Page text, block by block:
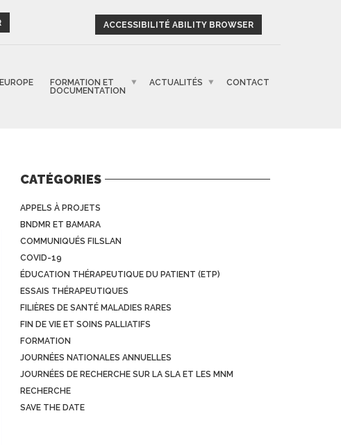
ACCESSIBILITÉ ABILITY BROWSER
EUROPE
FORMATION ET
DOCUMENTATION
ACTUALITÉS CONTACT
CATÉGORIES
APPELS À PROJETS
BNDMR ET BAMARA
COMMUNIQUÉS FILSLAN
COVID-19
ÉDUCATION THÉRAPEUTIQUE DU PATIENT (ETP)
ESSAIS THÉRAPEUTIQUES
FILIÈRES DE SANTÉ MALADIES RARES
FIN DE VIE ET SOINS PALLIATIFS
FORMATION
JOURNÉES NATIONALES ANNUELLES
JOURNÉES DE RECHERCHE SUR LA SLA ET LES MNM
RECHERCHE
SAVE THE DATE